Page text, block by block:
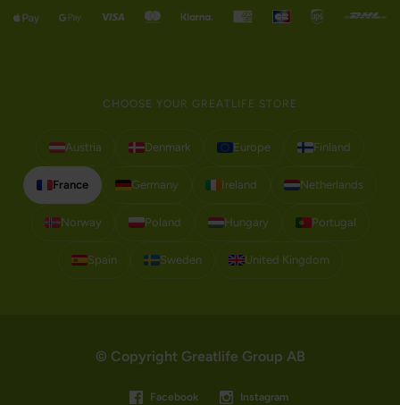
CHOOSE YOUR GREATLIFE STORE
Austria Denmark Europe Finland
France Germany Ireland Netherlands
Norway Poland Hungary Portugal
Spain Sweden United Kingdom
© Copyright Greatlife Group AB
Facebook Instagram